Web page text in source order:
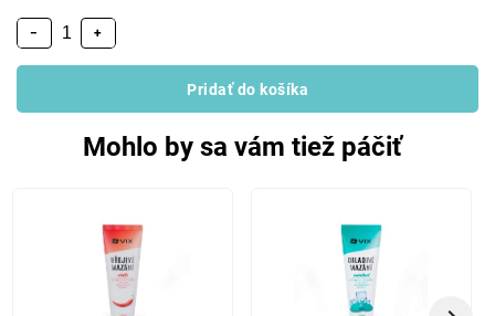
+
−
Pridať do košíka
Mohlo by sa vám tiež páčiť